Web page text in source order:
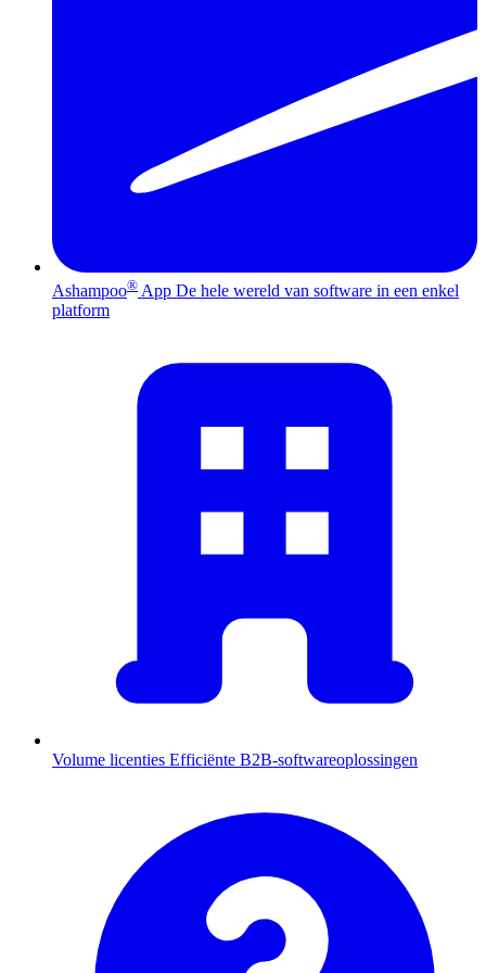
Ashampoo® App De hele wereld van software in een enkel
platform
Volume licenties Efficiënte B2B-softwareoplossingen